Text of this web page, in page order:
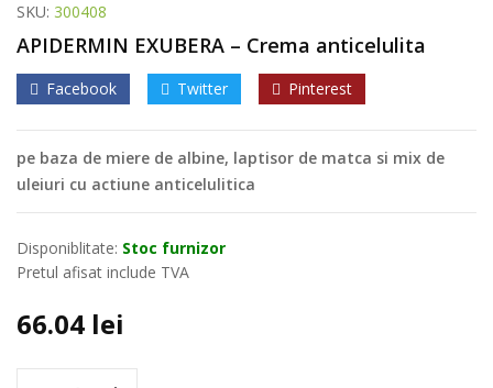
SKU: 300408
APIDERMIN EXUBERA – Crema anticelulita
Facebook Twitter Pinterest
pe baza de miere de albine, laptisor de matca si mix de
uleiuri cu actiune anticelulitica
Disponiblitate: Stoc furnizor
Pretul afisat include TVA
66.04 lei